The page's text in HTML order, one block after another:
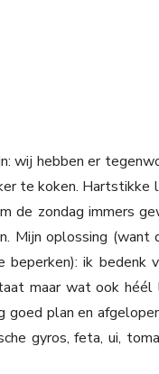
wij hebben er
te koken. Hartstikke
de zondag immers
Mijn oplossing (want
ik bedenk
maar wat ook héél
goed plan en
gyros, feta, ui,